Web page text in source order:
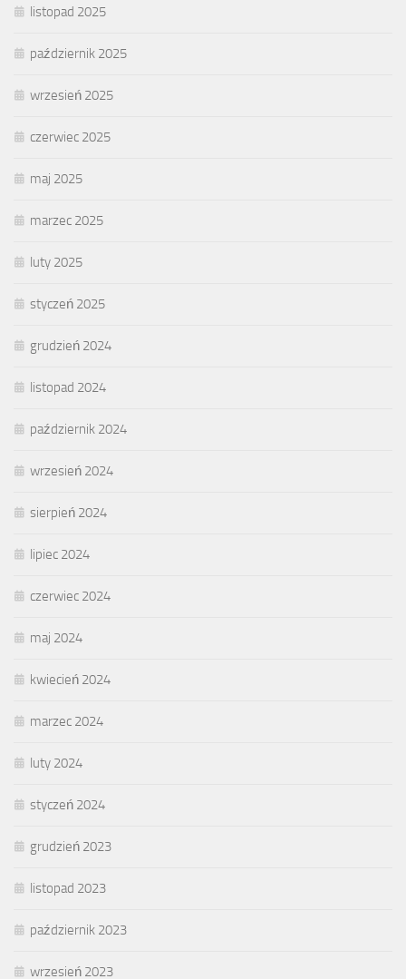
listopad 2025
październik 2025
wrzesień 2025
czerwiec 2025
maj 2025
marzec 2025
luty 2025
styczeń 2025
grudzień 2024
listopad 2024
październik 2024
wrzesień 2024
sierpień 2024
lipiec 2024
czerwiec 2024
maj 2024
kwiecień 2024
marzec 2024
luty 2024
styczeń 2024
grudzień 2023
listopad 2023
październik 2023
wrzesień 2023